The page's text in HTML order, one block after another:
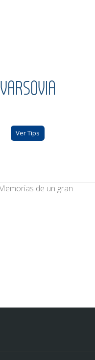
VARSOVIA
Ver Tips